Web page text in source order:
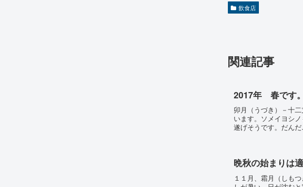
飲食店
関連記事
2017年 春です
卯月（うづき）－十
います。ソメイヨシ
遂げそうです。だんだ
晩秋の始まりは
１１月、霜月（しも